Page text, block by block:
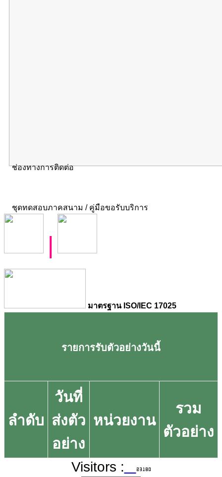
ช่องทางการติดต่อ
ชุดทดสอบภาคสนาม / คู่มือขอรับบริการ
มาตรฐาน ISO/IEC 17025
รายการรับตัวอย่างวันนี้
ลำดับ
วันที่
ส่งตัว
อย่าง
หน่วยงาน
รวม
ตัวอย่าง
Visitors :